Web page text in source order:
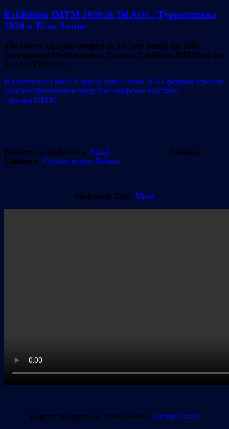
Exhibition IMTM 2020 in Tel Aviv / Турвыставка
2020 в Тель-Авиве
The Ganey Taaruha complex in Tel Aviv hosted the 26th
International Mediterranean Tourism Exhibition IMTM on the
11-12 of February.
В комплексе Ганей Тааруха Тель-Авива 11-12 февраля прошла
26-я международная средиземноморская выставка
туризма IMTM.
Katsiaryna Aliakseyeva, Minsk
Tatsiana
Lidziaeva, Grodno region, Belarus
Aliaksandr Trus, Minsk
Evgeny Merguzov& Valery Kolek, Klezmer Israel